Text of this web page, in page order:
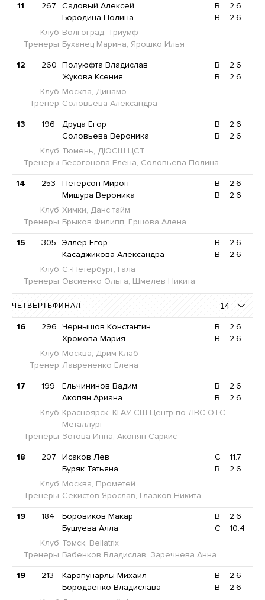
11 267 Садовый Алексей B
2.6
Бородина Полина
B
2.6
Клуб Волгоград, Триумф
Тренеры Буханец Марина, Ярошко Илья
12 260 Полуюфта Владислав B
2.6
Жукова Ксения
B
2.6
Клуб Москва, Динамо
Тренер Соловьева Александра
13 196 Друца Егор B
2.6
Соловьева Вероника
B
2.6
Клуб Тюмень, ДЮСШ ЦСТ
Тренеры Бесогонова Елена, Соловьева Полина
14 253 Петерсон Мирон B
2.6
Мишура Вероника
B
2.6
Клуб Химки, Данс тайм
Тренеры Брыков Филипп, Ершова Алена
15 305 Эллер Егор B
2.6
Касаджикова Александра
B
2.6
Клуб С.-Петербург, Гала
Тренеры Овсиенко Ольга, Шмелев Никита
ЧЕТВЕРТЬФИНАЛ 14
16 296 Чернышов Константин B
2.6
Хромова Мария
B
2.6
Клуб Москва, Дрим Клаб
Тренер Лаврененко Елена
17 199 Ельчининов Вадим B
2.6
Акопян Ариана
B
2.6
Клуб Красноярск, КГАУ СШ Центр по ЛВС ОТС
Металлург
Тренеры Зотова Инна, Акопян Саркис
18 207 Исаков Лев C
11.7
Буряк Татьяна
B
2.6
Клуб Москва, Прометей
Тренеры Секистов Ярослав, Глазков Никита
19 184 Боровиков Макар B
2.6
Бушуева Алла
C
10.4
Клуб Томск, Bellatrix
Тренеры Бабенков Владислав, Заречнева Анна
19 213 Карапунарлы Михаил B
2.6
Бородаенко Владислава
B
2.6